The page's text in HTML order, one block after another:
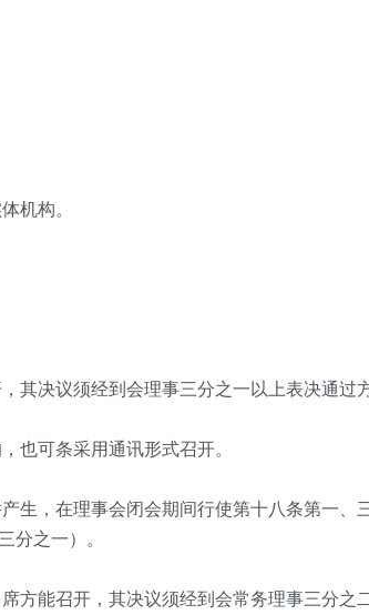
机构。
决议须经到会理事三分之一以上表决通过方
可条采用通讯形式召开。
，在理事会闭会期间行使第十八条第一、
之一）。
能召开，其决议须经到会常务理事三分之二